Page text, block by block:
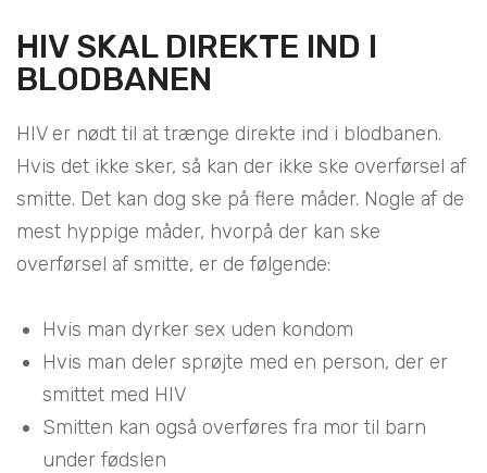
HIV SKAL DIREKTE IND I
BLODBANEN
HIV er nødt til at trænge direkte ind i blodbanen.
Hvis det ikke sker, så kan der ikke ske overførsel af
smitte. Det kan dog ske på flere måder. Nogle af de
mest hyppige måder, hvorpå der kan ske
overførsel af smitte, er de følgende:
Hvis man dyrker sex uden kondom
Hvis man deler sprøjte med en person, der er
smittet med HIV
Smitten kan også overføres fra mor til barn
under fødslen